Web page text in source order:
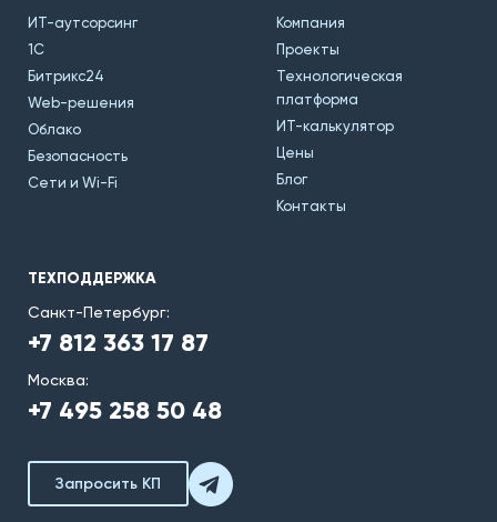
ИТ-аутсорсинг
1С
Битрикс24
Web-решения
Облако
Безопасность
Сети и Wi-Fi
Компания
Проекты
Технологическая
платформа
ИТ-калькулятор
Цены
Блог
Контакты
ТЕХПОДДЕРЖКА
Санкт-Петербург:
+7 812 363 17 87
Москва:
+7 495 258 50 48
Запросить КП